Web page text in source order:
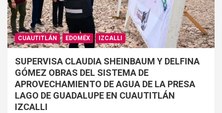
CUAUTITLÁN EDOMÉX IZCALLI
SUPERVISA CLAUDIA SHEINBAUM Y DELFINA
GÓMEZ OBRAS DEL SISTEMA DE
APROVECHAMIENTO DE AGUA DE LA PRESA
LAGO DE GUADALUPE EN CUAUTITLÁN
IZCALLI